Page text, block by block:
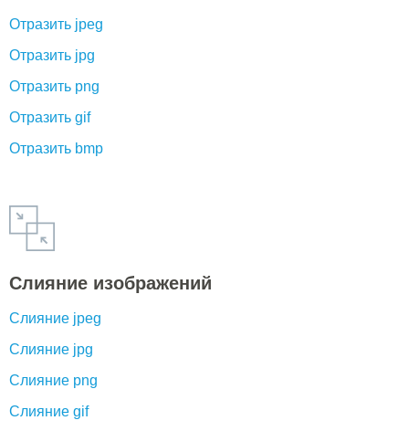
Отразить jpeg
Отразить jpg
Отразить png
Отразить gif
Отразить bmp
Слияние изображений
Слияние jpeg
Слияние jpg
Слияние png
Слияние gif